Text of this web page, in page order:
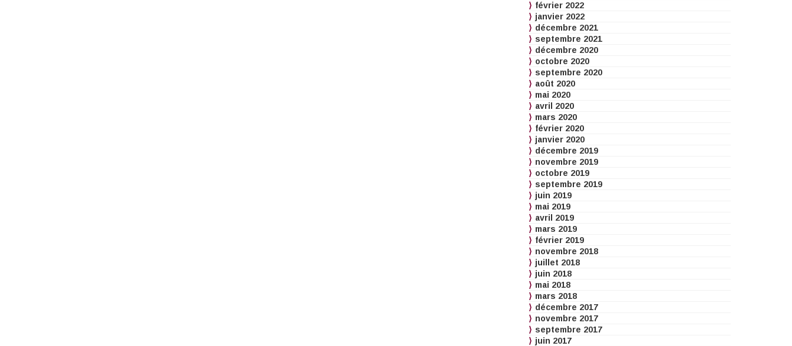
février 2022
janvier 2022
décembre 2021
septembre 2021
décembre 2020
octobre 2020
septembre 2020
août 2020
mai 2020
avril 2020
mars 2020
février 2020
janvier 2020
décembre 2019
novembre 2019
octobre 2019
septembre 2019
juin 2019
mai 2019
avril 2019
mars 2019
février 2019
novembre 2018
juillet 2018
juin 2018
mai 2018
mars 2018
décembre 2017
novembre 2017
septembre 2017
juin 2017